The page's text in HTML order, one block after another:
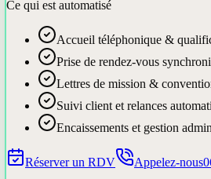
Ce qui est automatisé
Accueil téléphonique &
Prise de rendez-vous
Lettres de mission &
Suivi client et relances
Encaissements et gestion
Réserver un RDV Appelez-nous